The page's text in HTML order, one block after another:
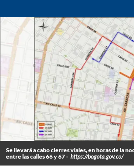
Se llevará a cabo cierres viales, en horas de la
entre las calles 66 y 67 - https://bogota.gov.co/